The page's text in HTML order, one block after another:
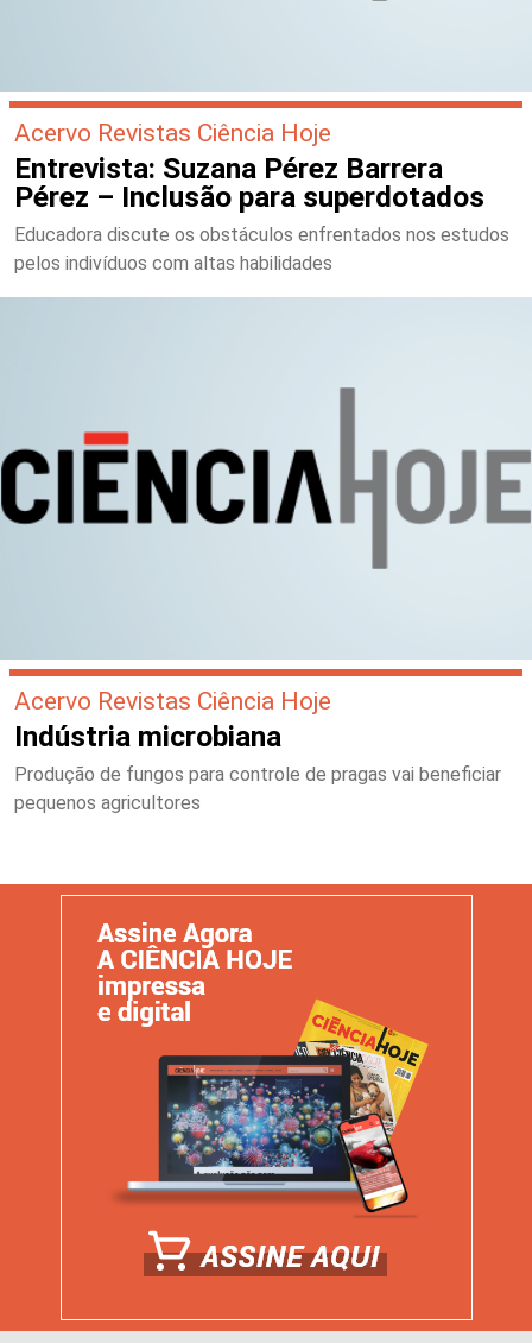
Acervo Revistas Ciência Hoje
Entrevista: Suzana Pérez Barrera
Pérez – Inclusão para superdotados
Educadora discute os obstáculos enfrentados nos estudos
pelos indivíduos com altas habilidades
Acervo Revistas Ciência Hoje
Indústria microbiana
Produção de fungos para controle de pragas vai beneficiar
pequenos agricultores